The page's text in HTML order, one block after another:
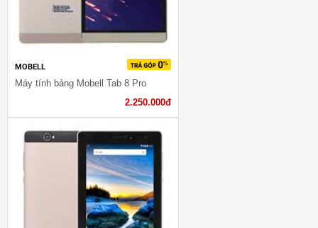
MOBELL
Máy tính bảng Mobell Tab 8 Pro
2.250.000đ